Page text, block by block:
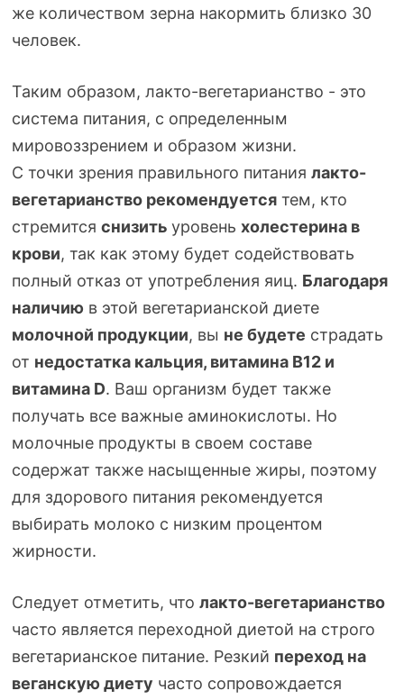
же количеством зерна накормить близко 30
человек.
Таким образом, лакто-вегетарианство - это
система питания, с определенным
мировоззрением и образом жизни.
С точки зрения правильного питания лакто-
вегетарианстворекомендуетсятем, кто
стремится снизить уровень холестерина в
крови, так как этому будет содействовать
полный отказ от употребления яиц. Благодаря
наличию в этой вегетарианской диете
молочной продукции, вы не будете страдать
от недостатка кальция, витамина B12 и
витамина D. Ваш организм будет также
получать все важные аминокислоты. Но
молочные продукты в своем составе
содержат также насыщенные жиры, поэтому
для здорового питания рекомендуется
выбирать молоко с низким процентом
жирности.
Следует отметить, что лакто-вегетарианство
часто является переходной диетой на строго
вегетарианское питание. Резкий переход на
веганскую диету часто сопровождается